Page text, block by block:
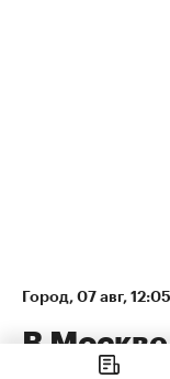
Город⁠, 07 авг, 12:05
В